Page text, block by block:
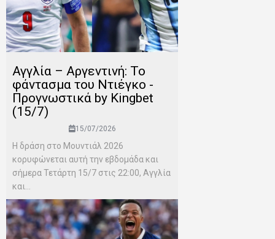
Αγγλία – Αργεντινή: Το
φάντασμα του Ντιέγκο -
Προγνωστικά by Kingbet
(15/7)
15/07/2026
Η δράση στο Μουντιάλ 2026
κορυφώνεται αυτή την εβδομάδα και
σήμερα Τετάρτη 15/7 στις 22:00, Αγγλία
και...